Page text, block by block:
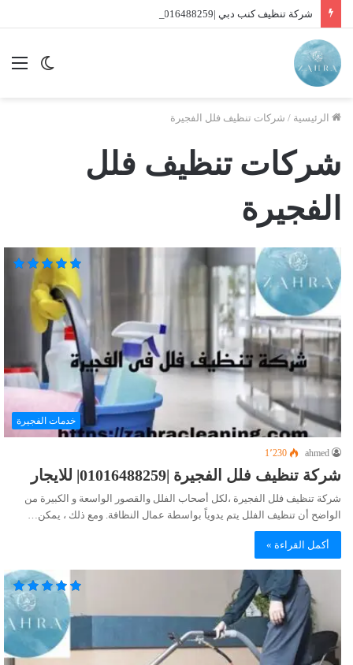
شركة تنظيف كنب دبي |01016488259| للايجار
الوضع
الرئيسية / شركات تنظيف فلل الفجيرة
شركات تنظيف فلل
الفجيرة
خدمات الفجيرة
ahmed 1٬230
شركة تنظيف فلل الفجيرة |01016488259| للايجار
شركة تنظيف فلل الفجيرة ،لكل أصحاب الفلل والقصور الواسعة و الكبيرة من
الواضح أن تنظيف الفلل يتم يدوياً بواسطة عمال النظافة. ومع ذلك ، يمكن…
أكمل القراءة »